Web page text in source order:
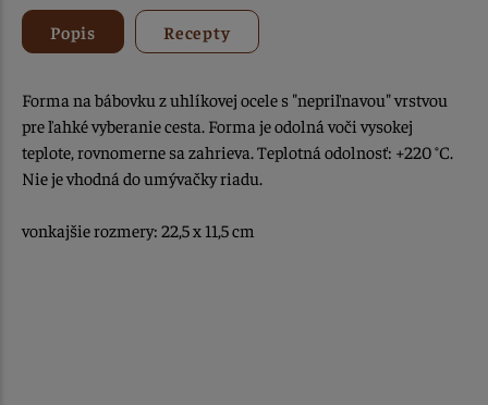
Popis Recepty
Forma na bábovku z uhlíkovej ocele s "nepriľnavou" vrstvou
pre ľahké vyberanie cesta. Forma je odolná voči vysokej
teplote, rovnomerne sa zahrieva. Teplotná odolnosť: +220 °C.
Nie je vhodná do umývačky riadu.
vonkajšie rozmery: 22,5 x 11,5 cm